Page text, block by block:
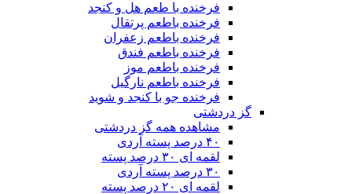
فرخنده با طعم هل و کنجد
فرخنده باطعم پرتقال
فرخنده باطعم زعفران
فرخنده باطعم فندق
فرخنده باطعم موز
فرخنده باطعم نارگیل
فرخنده جو با کنجد و شوید
گز دردشتی
مشاهده همه گز دردشتی
۴۰ درصد پسته آردی
لقمه ای ۳۰ درصد پسته
۳۰ درصد پسته آردی
لقمه ای ۲۰ درصد پسته